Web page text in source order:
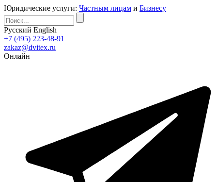
Юридические услуги: Частным лицам и Бизнесу
Русский English
+7 (495) 223-48-91
zakaz@dvitex.ru
Онлайн